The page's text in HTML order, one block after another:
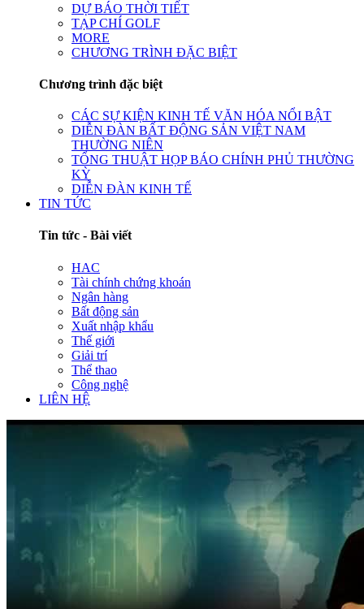
DỰ BÁO THỜI TIẾT
TẠP CHÍ GOLF
MORE
CHƯƠNG TRÌNH ĐẶC BIỆT
Chương trình đặc biệt
CÁC SỰ KIỆN KINH TẾ VĂN HÓA NỔI BẬT
DIỄN ĐÀN BẤT ĐỘNG SẢN VIỆT NAM
THƯỜNG NIÊN
TỔNG THUẬT HỌP BÁO CHÍNH PHỦ THƯỜNG
KỲ
DIỄN ĐÀN KINH TẾ
TIN TỨC
Tin tức - Bài viết
HAC
Tài chính chứng khoán
Ngân hàng
Bất động sản
Xuất nhập khẩu
Thế giới
Giải trí
Thể thao
Công nghệ
LIÊN HỆ